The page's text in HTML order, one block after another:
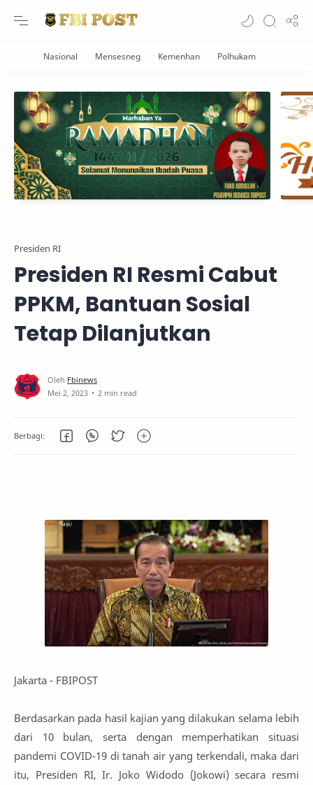
Presiden RI
Presiden RI Resmi Cabut
PPKM, Bantuan Sosial
Tetap Dilanjutkan
2 min read
Jakarta - FBIPOST
Berdasarkan pada hasil kajian yang dilakukan selama lebih
dari 10 bulan, serta dengan memperhatikan situasi
pandemi COVID-19 di tanah air yang terkendali, maka dari
itu, Presiden RI, Ir. Joko Widodo (Jokowi) secara resmi